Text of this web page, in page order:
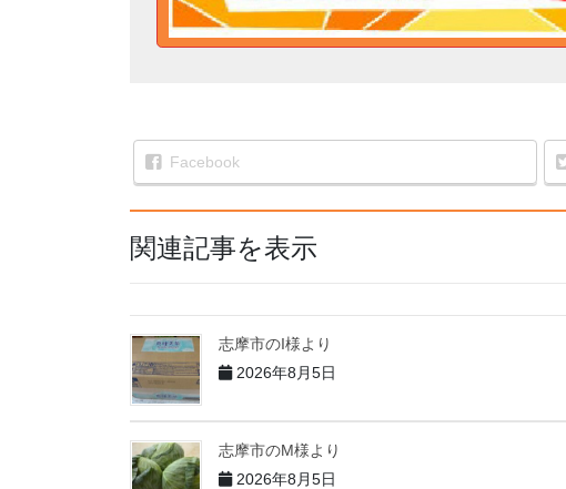
Facebook
関連記事を表示
志摩市のI様より
2026年8月5日
志摩市のM様より
2026年8月5日